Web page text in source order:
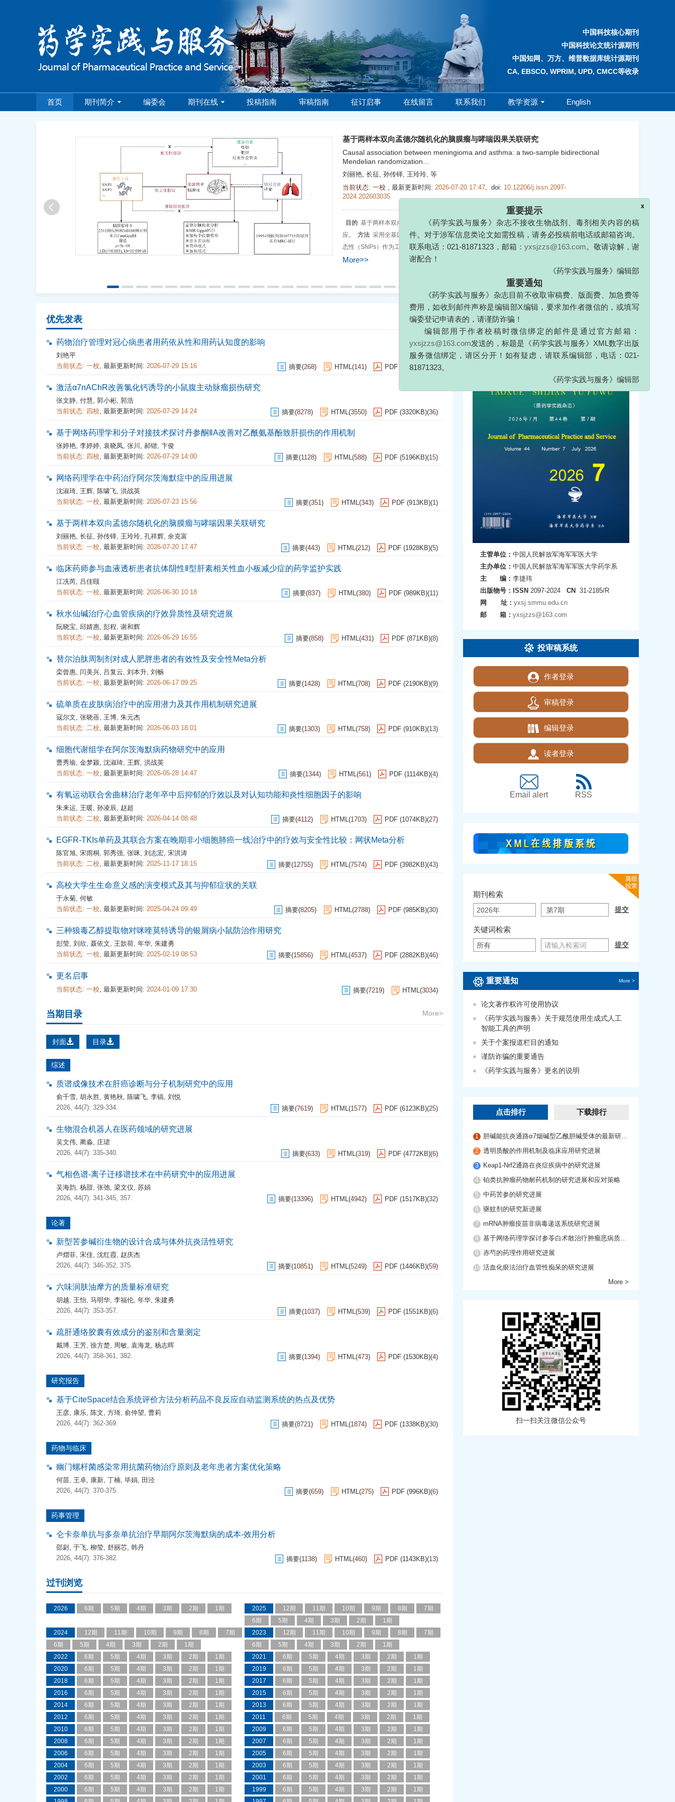
中国科技核心期刊
中国科技论文统计源期刊
中国知网、万方、维普数据库统计源期刊
CA, EBSCO, WPRIM, UPD, CMCC等收录
首页 期刊简介 编委会 期刊在线 投稿指南 审稿指南 征订启事 在线留言 联系我们 教学资源 English
《药学实践与服务》杂志不接收生物战剂、毒剂相关内容的稿
件。对于涉军信息类论文如需投稿，请务必投稿前电话或邮箱咨询。
联系电话：021-81871323，邮箱：
yxsjzzs@163.com
谢配合！
《药学实践与服务》编辑部
重要通知
《药学实践与服务》杂志目前不收取审稿费、版面费、加急费等
费用，如收到邮件声称是编辑部X编辑，要求加作者微信的，或填写
编委登记申请表的，请谨防诈骗！
编辑部用于作者校稿时微信绑定的邮件是通过官方邮箱：
yxsjzzs@163.com发送的，标题是《药学实践与服务》XML数字出版
服务微信绑定，请区分开！如有疑虑，请联系编辑部，电话：021-
81871323。
《药学实践与服务》编辑部
基于两样本双向孟德尔随机化的脑膜瘤与哮喘因果关联研究
Causal association between meningioma and asthma: a two-sample bidirectional
Mendelian randomization...
刘丽艳, 长征, 孙传铎, 王玲玲, 等
当前状态: 一校 , 最新更新时间: 2026-07-20 17:47, doi: 10.12206/j.issn.2097-
2024.202603035
目的基于两样本双向孟德尔随机化（MR）方法，系统评估脑膜瘤与哮喘之间的因果关联效
应。
方法采用全基因组关联研究（GWAS）数据，分别筛选与脑膜瘤、哮喘相关的单核苷酸多
态性（SNPs）作为工具变量。以逆方差加权（IVW）法作为核心分析方法，采用比值比（OR
）
及95%置信区间（95%CI）量化二者的因果关联强度；通过Cochran's Q检验评估工具变量间的
效应异质性，以MR-Egger回归截距项检验水平多效性，采用留一法进行敏感性分析，并利用漏斗
IVW分析显示，脑膜瘤对哮喘发病风险存在正向
=1.15，95%CI：1.10~1.20，P<0.05）；异质性检验显示所选SNPs无明显异质性
=0.34，MR-Egger分析 Q检验P=0.82）；MR-Egger截距项检验未发现水平多
>0.05）；留一法敏感性分析提示无单一SNP对整体估计结果产生实质性影响；漏斗图显
示SNPs效应分布对称，结果稳健可靠。反向因果分析未发现哮喘对脑膜瘤发病风险存在统计学显
=0.93，95%CI：0.80～1.09，P=0.36）。 结论本研究基于两样本双向MR
分析证实，脑膜瘤可能是哮喘发病风险升高的独立因果危险因素，而哮喘对脑膜瘤发病风险无明
显因果效应，不支持反向因果关联的存在。
More>>
优先发表 More>
药物治疗管理对冠心病患者用药依从性和用药认知度的影响
刘艳平
当前状态: 一校, 最新更新时间: 2026-07-29 15:16 摘要(268) HTML(141) PDF (851KB)(210)
激活α7nAChR改善氯化钙诱导的小鼠腹主动脉瘤损伤研究
张文静, 付慧, 郭小彬, 郭浩
当前状态: 四校, 最新更新时间: 2026-07-29 14:24 摘要(8278) HTML(3550) PDF (3320KB)(36)
基于网络药理学和分子对接技术探讨丹参酮ⅡA改善对乙酰氨基酚致肝损伤的作用机制
张婷艳, 李婷婷, 袁晓凤, 张川 , 郝锴, 卞俊
当前状态: 四校, 最新更新时间: 2026-07-29 14:00 摘要(1128) HTML(588) PDF (5196KB)(15)
网络药理学在中药治疗阿尔茨海默症中的应用进展
沈淑琦, 王辉, 陈啸飞, 洪战英
当前状态: 一校, 最新更新时间: 2026-07-23 15:56 摘要(351) HTML(343) PDF (913KB)(1)
基于两样本双向孟德尔随机化的脑膜瘤与哮喘因果关联研究
刘丽艳, 长征, 孙传铎, 王玲玲, 孔祥辉, 余克富
当前状态: 一校, 最新更新时间: 2026-07-20 17:47 摘要(443) HTML(212) PDF (1928KB)(5)
临床药师参与血液透析患者抗体阴性Ⅱ型肝素相关性血小板减少症的药学监护实践
江冼芮, 吕佳颐
当前状态: 一校, 最新更新时间: 2026-06-30 10:18 摘要(837) HTML(380) PDF (989KB)(11)
秋水仙碱治疗心血管疾病的疗效异质性及研究进展
阮晓宝, 邱婧惠, 彭程, 谢和辉
当前状态: 一校, 最新更新时间: 2026-06-29 16:55 摘要(858) HTML(431) PDF (871KB)(8)
替尔泊肽周制剂对成人肥胖患者的有效性及安全性Meta分析
栾曾惠, 闫美兴, 吕复云, 刘本升, 刘畅
当前状态: 一校, 最新更新时间: 2026-06-17 09:25 摘要(1428) HTML(708) PDF (2190KB)(9)
硫单质在皮肤病治疗中的应用潜力及其作用机制研究进展
寇尔文, 张晓蓓, 王博, 朱元杰
当前状态: 二校, 最新更新时间: 2026-06-03 18:01 摘要(1303) HTML(758) PDF (910KB)(13)
细胞代谢组学在阿尔茨海默病药物研究中的应用
曹秀瑜, 金梦颍, 沈淑琦, 王辉, 洪战英
当前状态: 一校, 最新更新时间: 2026-05-28 14:47 摘要(1344) HTML(561) PDF (1114KB)(4)
有氧运动联合舍曲林治疗老年卒中后抑郁的疗效以及对认知功能和炎性细胞因子的影响
朱来运, 王暖, 孙凌辰, 赵超
当前状态: 二校, 最新更新时间: 2026-04-14 08:48 摘要(4112) HTML(1703) PDF (1074KB)(27)
EGFR-TKIs单药及其联合方案在晚期非小细胞肺癌一线治疗中的疗效与安全性比较：网状Meta分析
陈官旭, 宋雨桐, 郭秀强, 张咪, 刘志宏, 宋洪涛
当前状态: 二校, 最新更新时间: 2025-11-17 18:15 摘要(12755) HTML(7574) PDF (3982KB)(43)
高校大学生生命意义感的演变模式及其与抑郁症状的关联
于永菊, 何敏
当前状态: 一校, 最新更新时间: 2025-04-24 09:49 摘要(8205) HTML(2788) PDF (985KB)(30)
三种狼毒乙醇提取物对咪喹莫特诱导的银屑病小鼠防治作用研究
彭莹, 刘欣, 聂依文, 王歆荷, 年华, 朱建勇
当前状态: 一校, 最新更新时间: 2025-02-19 08:53 摘要(15856) HTML(4537) PDF (2882KB)(46)
更名启事
当前状态: 一校, 最新更新时间: 2024-01-09 17:30 摘要(7219) HTML(3034)
当期目录 More>
封面 目录
综述
质谱成像技术在肝癌诊断与分子机制研究中的应用
俞千雪, 胡永胜, 黄艳秋, 陈啸飞, 李镐, 刘悦
2026, 44(7): 329-334.
摘要(7619) HTML(1577) PDF (6123KB)(25)
生物混合机器人在医药领域的研究进展
吴文伟, 蔺淼, 庄珺
2026, 44(7): 335-340.
摘要(633) HTML(319) PDF (4772KB)(6)
气相色谱-离子迁移谱技术在中药研究中的应用进展
吴海韵, 杨甜, 张弛, 梁文仪, 苏娟
2026, 44(7): 341-345, 357.
摘要(13396) HTML(4942) PDF (1517KB)(32)
论著
新型苦参碱衍生物的设计合成与体外抗炎活性研究
卢熠菲, 宋佳, 沈红霞, 赵庆杰
2026, 44(7): 346-352, 375.
摘要(10851) HTML(5249) PDF (1446KB)(59)
六味润肤油摩方的质量标准研究
胡越, 王怡, 马明华, 李福伦, 年华, 朱建勇
2026, 44(7): 353-357.
摘要(1037) HTML(539) PDF (1551KB)(6)
疏肝通络胶囊有效成分的鉴别和含量测定
戴博, 王芳, 徐方楚, 周敏, 袁海龙, 杨志晖
2026, 44(7): 358-361, 382.
摘要(1394) HTML(473) PDF (1530KB)(4)
研究报告
基于CiteSpace结合系统评价方法分析药品不良反应自动监测系统的热点及优势
王彦, 康乐, 陈文, 方琦, 俞仲望, 曹莉
2026, 44(7): 362-369.
摘要(8721) HTML(1874) PDF (1338KB)(30)
药物与临床
幽门螺杆菌感染常用抗菌药物治疗原则及老年患者方案优化策略
何苗, 王卓, 康新, 丁楠, 毕娟, 田泾
2026, 44(7): 370-375.
摘要(659) HTML(275) PDF (996KB)(6)
药事管理
仑卡奈单抗与多奈单抗治疗早期阿尔茨海默病的成本-效用分析
邵尉, 于飞, 柳莹, 舒丽芯, 韩丹
2026, 44(7): 376-382.
摘要(1138) HTML(460) PDF (1143KB)(13)
过刊浏览
2026 6期 5期 4期 3期 2期 1期 2025 12期 11期 10期 9期 8期
7期
6期
5期 4期 3期 2期
1期
2024
12期 11期 10期 9期 8期
7期
6期
5期 4期 3期 2期 1期
2023 12期 11期 10期 9期 8期
7期
6期
5期 4期 3期 2期
1期
2022
6期 5期 4期 3期 2期 1期 2021 6期 5期 4期 3期 2期
1期
2020
6期 5期 4期 3期 2期 1期 2019 6期 5期 4期 3期 2期
1期
2018
6期 5期 4期 3期 2期 1期 2017 6期 5期 4期 3期 2期
1期
2016
6期 5期 4期 3期 2期 1期 2015 6期 5期 4期 3期 2期
1期
2014
6期 5期 4期 3期 2期 1期 2013 6期 5期 4期 3期 2期
1期
2012
6期 5期 4期 3期 2期 1期 2011 6期 5期 4期 3期 2期
1期
2010
6期 5期 4期 3期 2期 1期 2009 6期 5期 4期 3期 2期
1期
2008
6期 5期 4期 3期 2期 1期 2007 6期 5期 4期 3期 2期
1期
2006
6期 5期 4期 3期 2期 1期 2005 6期 5期 4期 3期 2期
1期
2004
6期 5期 4期 3期 2期 1期 2003 6期 5期 4期 3期 2期
1期
2002
6期 5期 4期 3期 2期 1期 2001 6期 5期 4期 3期 2期
1期
2000
6期 5期 4期 3期 2期 1期 1999 6期 5期 4期 3期 2期
1期
主管单位：中国人民解放军海军军医大学
主办单位：中国人民解放军海军军医大学药学系
主 编：李捷玮
出版物号： ISSN 2097-2024 CN
31-2185/R
网 址：yxsj.smmu.edu.cn
邮 箱：yxsjzzs@163.com
投审稿系统
作者登录
审稿登录
编辑登录
读者登录
Email alert RSS
期刊检索
关键词检索
重要通知 More >
论文著作权许可使用协议
《药学实践与服务》关于规范使用生成式人工
智能工具的声明
关于个案报道栏目的通知
谨防诈骗的重要通告
《药学实践与服务》更名的说明
点击排行 下载排行
1 胆碱能抗炎通路α7烟碱型乙酰胆碱受体的最新研究进展
2 透明质酸的作用机制及临床应用研究进展
3 Keap1-Nrf2通路在炎症疾病中的研究进展
4 铂类抗肿瘤药物耐药机制的研究进展和应对策略
5 中药苦参的研究进展
6 驱蚊剂的研究新进展
7 mRNA肿瘤疫苗非病毒递送系统研究进展
8 基于网络药理学探讨参苓白术散治疗肿瘤恶病质的作用机制
9 赤芍的药理作用研究进展
10 活血化瘀法治疗血管性痴呆的研究进展
More >
扫一扫关注微信公众号